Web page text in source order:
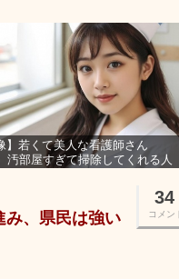
】若くて美人な看護師さん
汚部屋すぎて掃除してくれる人
34
コメン
み、県民は強い